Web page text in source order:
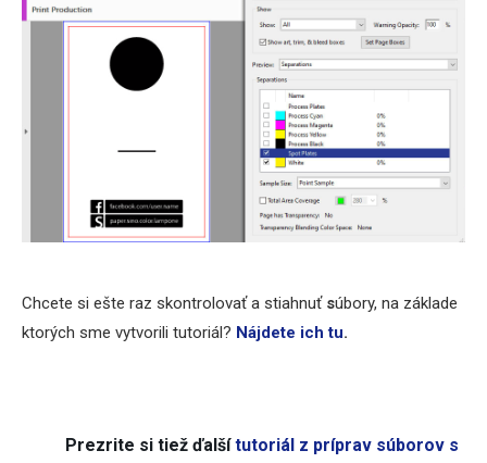
Chcete si ešte raz skontrolovať a stiahnuť súbory, na základe
ktorých sme vytvorili tutoriál? Nájdete ich tu.
Prezrite si tiež ďalšítutoriál z príprav súborov s